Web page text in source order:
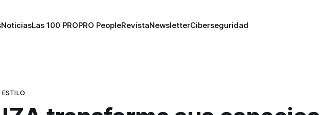
NoticiasLas 100 PROPRO PeopleRevistaNewsletterCiberseguridad
ESTILO